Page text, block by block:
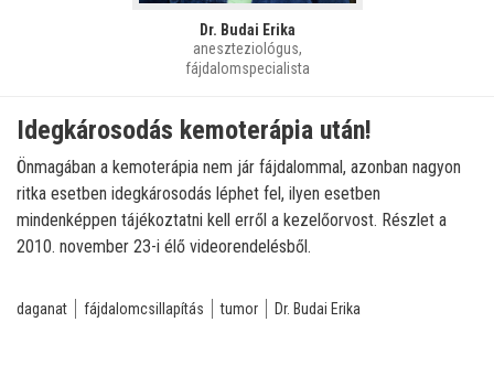
Dr. Budai Erika
aneszteziológus,
fájdalomspecialista
Idegkárosodás kemoterápia után!
Önmagában a kemoterápia nem jár fájdalommal, azonban nagyon
ritka esetben idegkárosodás léphet fel, ilyen esetben
mindenképpen tájékoztatni kell erről a kezelőorvost. Részlet a
2010. november 23-i élő videorendelésből.
daganat fájdalomcsillapítás tumor Dr. Budai Erika